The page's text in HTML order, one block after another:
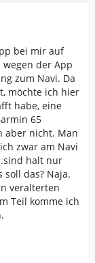
bei mir auf
wegen der App
zum Navi. Da
möchte ich hier
habe, eine
65
aber nicht. Man
zwar am Navi
halt nur
soll das? Naja.
veralterten
Teil komme ich